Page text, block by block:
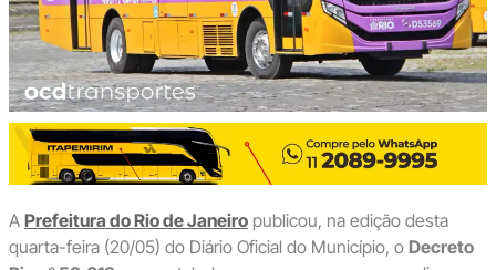
A Prefeitura do Rio de Janeiropublicou, na edição desta
quarta-feira (20/05) do Diário Oficial do Município, o Decreto